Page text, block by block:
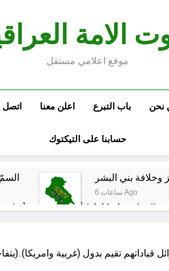
الامة
موقع اعلامي مستقل
نحن باب التبرع اعلن معنا اتصل
حسابنا على التيكتوك
6 ساعات Ago
قياداتهم تقيم بدول (غربية